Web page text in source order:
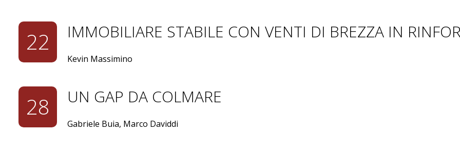
22 IMMOBILIARE STABILE CON VENTI DI BREZZA IN
Kevin Massimino
28 UN GAP DA COLMARE
Gabriele Buia, Marco Daviddi